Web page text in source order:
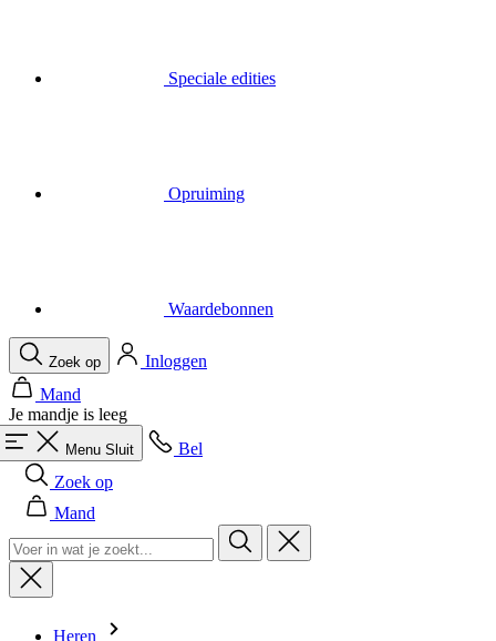
Je mandje is leeg
Menu Sluit
Bel
Zoek op
Mand
Heren
Alles in categorie Heren